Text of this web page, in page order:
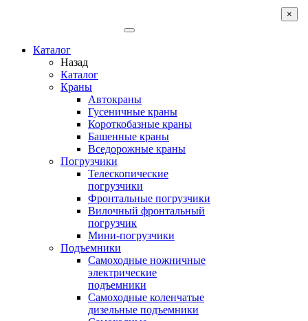
Каталог
Назад
Каталог
Краны
Автокраны
Гусеничные краны
Короткобазные краны
Башенные краны
Вcедорожные краны
Погрузчики
Телескопические
погрузчики
Фронтальные погрузчики
Вилочный фронтальный
погрузчик
Мини-погрузчики
Подъемники
Самоходные ножничные
электрические
подъемники
Самоходные коленчатые
дизельные подъемники
×